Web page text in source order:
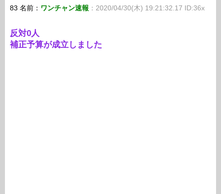
83 名前： ワンチャン速報 ：2020/04/30(木) 19:21:32.17 ID:36x
反対0人
補正予算が成立しました